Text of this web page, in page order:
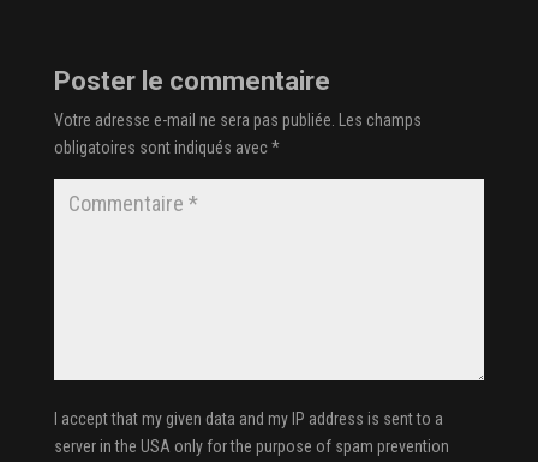
Poster le commentaire
Votre adresse e-mail ne sera pas publiée.
Les champs
obligatoires sont indiqués avec*
I accept that my given data and my IP address is sent to a
server in the USA only for the purpose of spam prevention